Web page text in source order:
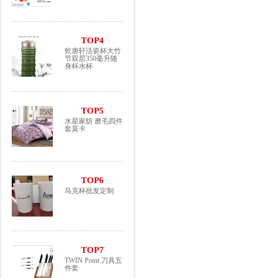
TOP4
乾唐轩活瓷杯大竹
节双层350毫升随
身杯水杯
TOP5
水星家纺 磨毛四件
套莫卡
TOP6
马克杯批发定制
TOP7
TWIN Point 刀具五
件套